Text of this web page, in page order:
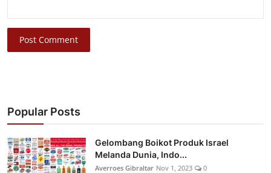
Post Comment
Popular Posts
Gelombang Boikot Produk Israel
Melanda Dunia, Indo...
Averroes Gibraltar Nov 1, 2023 0